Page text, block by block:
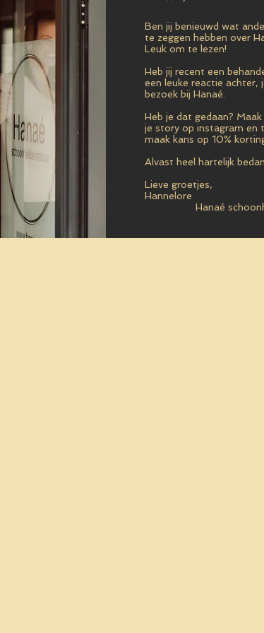
Ben jij benieuwd wat
te zeggen hebben over
Leuk om te lezen!
Heb jij recent een
een leuke reactie achter,
bezoek bij Hanaé.
Heb je dat gedaan?
je story op instagram en
maak kans op 10%
Alvast heel hartelijk
Lieve groetjes,
Hannelore
Hanaé